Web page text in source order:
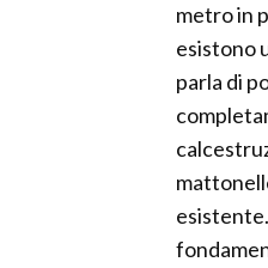
metro in
esistono
parla di